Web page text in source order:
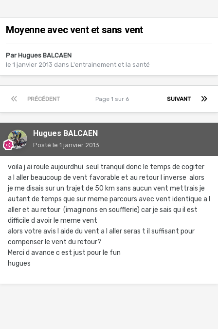
Moyenne avec vent et sans vent
Par Hugues BALCAEN
le 1 janvier 2013 dans L'entrainement et la santé
PRÉCÉDENT SUIVANT
Page 1 sur 6
Hugues BALCAEN
Posté le 1 janvier 2013
voila j ai roule aujourdhui seul tranquil donc le temps de cogiter
a l aller beaucoup de vent favorable et au retour l inverse alors
je me disais sur un trajet de 50 km sans aucun vent mettrais je
autant de temps que sur meme parcours avec vent identique a l
aller et au retour (imaginons en soufflerie) car je sais qu il est
difficile d avoir le meme vent
alors votre avis l aide du vent a l aller seras t il suffisant pour
compenser le vent du retour?
Merci d avance c est just pour le fun
hugues